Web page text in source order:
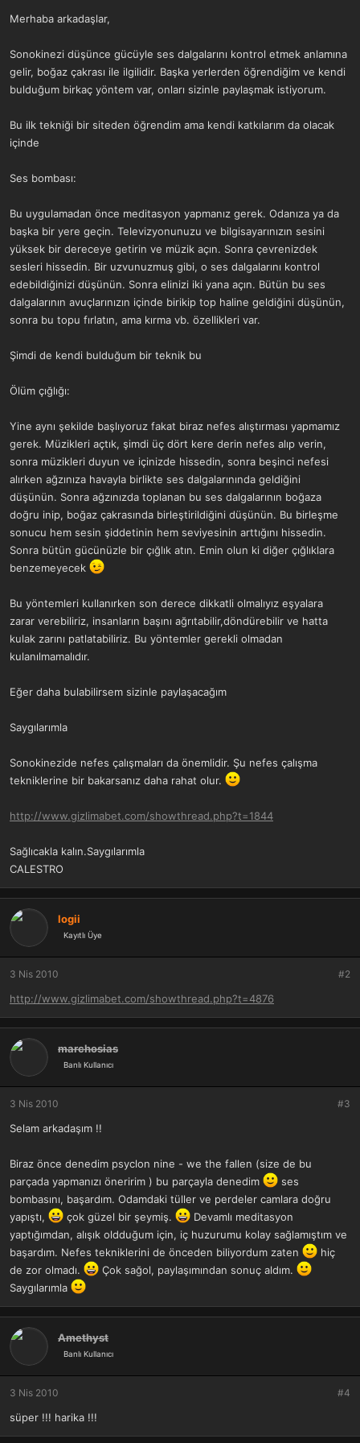
t
n
i
i
Merhaba arkadaşlar,
Sonokinezi düşünce gücüyle ses dalgalarını kontrol etmek anlamına
gelir, boğaz çakrası ile ilgilidir. Başka yerlerden öğrendiğim ve kendi
bulduğum birkaç yöntem var, onları sizinle paylaşmak istiyorum.
Bu ilk tekniği bir siteden öğrendim ama kendi katkılarım da olacak
içinde
Ses bombası:
Bu uygulamadan önce meditasyon yapmanız gerek. Odanıza ya da
başka bir yere geçin. Televizyonunuzu ve bilgisayarınızın sesini
yüksek bir dereceye getirin ve müzik açın. Sonra çevrenizdek
sesleri hissedin. Bir uzvunuzmuş gibi, o ses dalgalarını kontrol
edebildiğinizi düşünün. Sonra elinizi iki yana açın. Bütün bu ses
dalgalarının avuçlarınızın içinde birikip top haline geldiğini düşünün,
sonra bu topu fırlatın, ama kırma vb. özellikleri var.
Şimdi de kendi bulduğum bir teknik bu
Ölüm çığlığı:
Yine aynı şekilde başlıyoruz fakat biraz nefes alıştırması yapmamız
gerek. Müzikleri açtık, şimdi üç dört kere derin nefes alıp verin,
sonra müzikleri duyun ve içinizde hissedin, sonra beşinci nefesi
alırken ağzınıza havayla birlikte ses dalgalarınında geldiğini
düşünün. Sonra ağzınızda toplanan bu ses dalgalarının boğaza
doğru inip, boğaz çakrasında birleştirildiğini düşünün. Bu birleşme
sonucu hem sesin şiddetinin hem seviyesinin arttığını hissedin.
Sonra bütün gücünüzle bir çığlık atın. Emin olun ki diğer çığlıklara
benzemeyecek
Bu yöntemleri kullanırken son derece dikkatli olmalıyız eşyalara
zarar verebiliriz, insanların başını ağrıtabilir,döndürebilir ve hatta
kulak zarını patlatabiliriz. Bu yöntemler gerekli olmadan
kulanılmamalıdır.
Eğer daha bulabilirsem sizinle paylaşacağım
Saygılarımla
Sonokinezide nefes çalışmaları da önemlidir. Şu nefes çalışma
tekniklerine bir bakarsanız daha rahat olur.
http://www.gizlimabet.com/showthread.php?t=1844
Sağlıcakla kalın.Saygılarımla
CALESTRO
logii
Kayıtlı Üye
3 Nis 2010 #2
http://www.gizlimabet.com/showthread.php?t=4876
marchosias
Banlı Kullanıcı
3 Nis 2010 #3
Selam arkadaşım !!
Biraz önce denedim psyclon nine - we the fallen (size de bu
parçada yapmanızı öneririm ) bu parçayla denedim
ses
bombasını, başardım. Odamdaki tüller ve perdeler camlara doğru
yapıştı,
çok güzel bir şeymiş.
Devamlı meditasyon
yaptığımdan, alışık oldduğum için, iç huzurumu kolay sağlamıştım ve
başardım. Nefes tekniklerini de önceden biliyordum zaten
hiç
de zor olmadı.
Çok sağol, paylaşımından sonuç aldım.
Saygılarımla
Amethyst
Banlı Kullanıcı
3 Nis 2010 #4
süper !!! harika !!!